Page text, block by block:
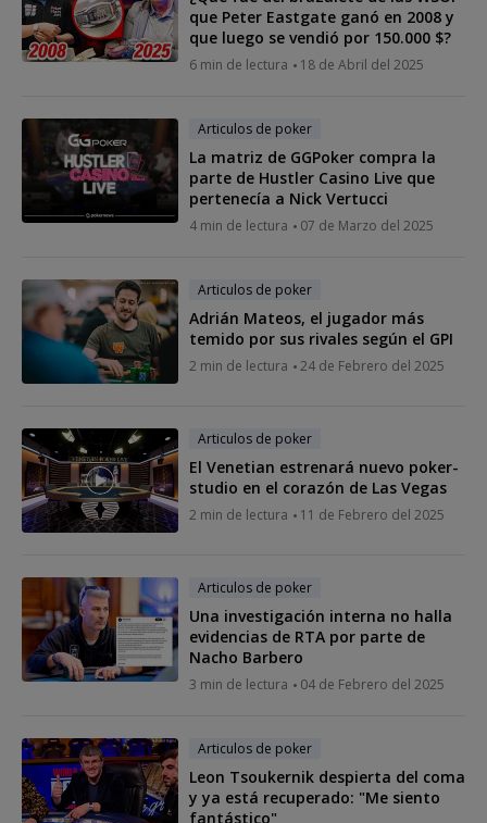
que Peter Eastgate ganó en 2008 y
que luego se vendió por 150.000 $?
6 min de lectura 18 de Abril del 2025
Articulos de poker
La matriz de GGPoker compra la
parte de Hustler Casino Live que
pertenecía a Nick Vertucci
4 min de lectura 07 de Marzo del 2025
Articulos de poker
Adrián Mateos, el jugador más
temido por sus rivales según el GPI
2 min de lectura 24 de Febrero del 2025
Articulos de poker
El Venetian estrenará nuevo poker-
studio en el corazón de Las Vegas
2 min de lectura 11 de Febrero del 2025
Articulos de poker
Una investigación interna no halla
evidencias de RTA por parte de
Nacho Barbero
3 min de lectura 04 de Febrero del 2025
Articulos de poker
Leon Tsoukernik despierta del coma
y ya está recuperado: "Me siento
fantástico"